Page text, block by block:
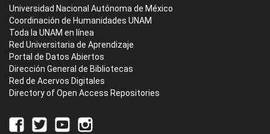
Universidad Nacional Autónoma de México
Coordinación de Humanidades UNAM
Toda la UNAM en línea
Red Universitaria de Aprendizaje
Portal de Datos Abiertos
Dirección General de Bibliotecas
Red de Acervos Digitales
Directory of Open Access Repositories